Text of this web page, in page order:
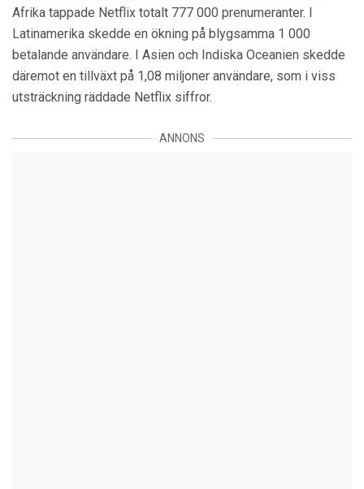
Afrika tappade Netflix totalt 777 000 prenumeranter. I
Latinamerika skedde en ökning på blygsamma 1 000
betalande användare. I Asien och Indiska Oceanien skedde
däremot en tillväxt på 1,08 miljoner användare, som i viss
utsträckning räddade Netflix siffror.
ANNONS